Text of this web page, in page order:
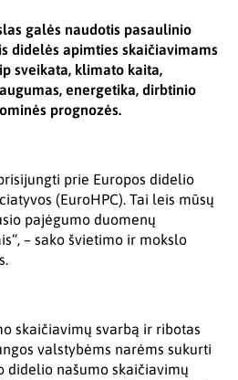
galės naudotis pasaulinio
didelės apimties skaičiavimams
sveikata, klimato kaita,
energetika, dirbtinio
prognozės.
prie Europos didelio
(EuroHPC). Tai leis mūsų
pajėgumo duomenų
– sako švietimo ir mokslo
skaičiavimų svarbą ir ribotas
valstybėms narėms sukurti
didelio našumo skaičiavimų